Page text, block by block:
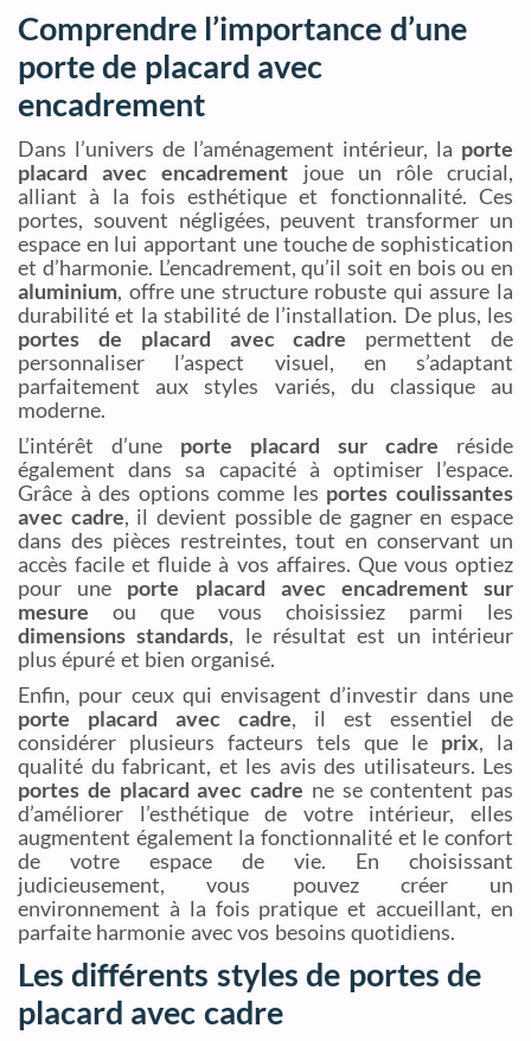
Comprendre l’importance d’une
porte de placard avec
encadrement
Dans l’univers de l’aménagement intérieur, la porte
placard avec encadrement joue un rôle crucial,
alliant à la fois esthétique et fonctionnalité. Ces
portes, souvent négligées, peuvent transformer un
espace en lui apportant une touche de sophistication
et d’harmonie. L’encadrement, qu’il soit en bois ou en
aluminium, offre une structure robuste qui assure la
durabilité et la stabilité de l’installation. De plus, les
portes de placard avec cadre permettent de
personnaliser l’aspect visuel, en s’adaptant
parfaitement aux styles variés, du classique au
moderne.
L’intérêt d’une porte placard sur cadre réside
également dans sa capacité à optimiser l’espace.
Grâce à des options comme les portes coulissantes
avec cadre, il devient possible de gagner en espace
dans des pièces restreintes, tout en conservant un
accès facile et fluide à vos affaires. Que vous optiez
pour une porte placard avec encadrement sur
mesure ou que vous choisissiez parmi les
dimensions standards, le résultat est un intérieur
plus épuré et bien organisé.
Enfin, pour ceux qui envisagent d’investir dans une
porte placard avec cadre, il est essentiel de
considérer plusieurs facteurs tels que le prix, la
qualité du fabricant, et les avis des utilisateurs. Les
portes de placard avec cadre ne se contentent pas
d’améliorer l’esthétique de votre intérieur, elles
augmentent également la fonctionnalité et le confort
de votre espace de vie. En choisissant
judicieusement, vous pouvez créer un
environnement à la fois pratique et accueillant, en
parfaite harmonie avec vos besoins quotidiens.
Les différents styles de portes de
placard avec cadre